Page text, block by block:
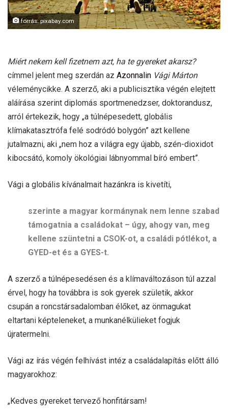
forrás: pixabay.com
Miért nekem kell fizetnem azt, ha te gyereket akarsz?
címmel jelent meg szerdán az Azonnalin Vági Márton
véleménycikke. A szerző, aki a publicisztika végén elejtett
aláírása szerint diplomás sportmenedzser, doktorandusz,
arról értekezik, hogy „a túlnépesedett, globális
klímakatasztrófa felé sodródó bolygón” azt kellene
jutalmazni, aki „nem hoz a világra egy újabb, szén-dioxidot
kibocsátó, komoly ökológiai lábnyommal bíró embert”.
Vági a globális kívánalmait hazánkra is kivetíti,
szerinte a magyar kormánynak nem lenne szabad
támogatnia a családokat – úgy, ahogy van, meg
kellene szüntetni a CSOK-ot, a családi pótlékot, a
GYED-et és a GYES-t.
A szerző a túlnépesedésen és a klímaváltozáson túl azzal
érvel, hogy ha továbbra is sok gyerek születik, akkor
csupán a roncstársadalomban élőket, az önmagukat
eltartani képteleneket, a munkanélkülieket fogjuk
újratermelni.
Vági az írás végén felhívást intéz a családalapítás előtt álló
magyarokhoz:
„Kedves gyereket tervező honfitársam!